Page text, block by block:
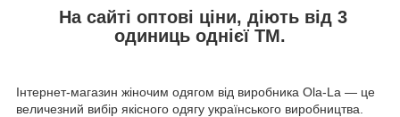
На сайті оптові ціни, діють від 3
одиниць однієї ТМ.
Інтернет-магазин жіночим одягом від виробника Ola-La — це
величезний вибір якісного одягу українського виробництва.